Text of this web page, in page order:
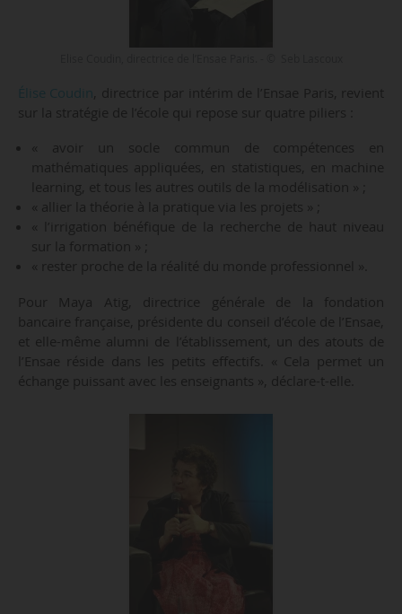
Élise Coudin , directrice par intérim de l’Ensae Paris, revient
sur la stratégie de l’école qui repose sur quatre piliers :
« avoir un socle commun de compétences en
mathématiques appliquées, en statistiques, en machine
learning, et tous les autres outils de la modélisation » ;
« allier la théorie à la pratique via les projets » ;
« l’irrigation bénéfique de la recherche de haut niveau
sur la formation » ;
« rester proche de la réalité du monde professionnel ».
Pour Maya Atig, directrice générale de la fondation
bancaire française, présidente du conseil d’école de l’Ensae,
et elle-même alumni de l’établissement, un des atouts de
l’Ensae réside dans les petits effectifs. « Cela permet un
échange puissant avec les enseignants », déclare-t-elle.